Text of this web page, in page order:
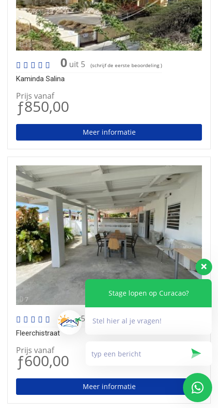
13
0 uit 5 (schrijf de eerste beoordeling )
Kaminda Salina
Prijs vanaf
ƒ850,00
Meer informatie
7
0uit 5 (schrijf de eerste beoordeling )
Fleerchistraat
Prijs vanaf
ƒ600,00
Meer informatie
Stage lopen op Curacao?
Stel hier al je vragen!